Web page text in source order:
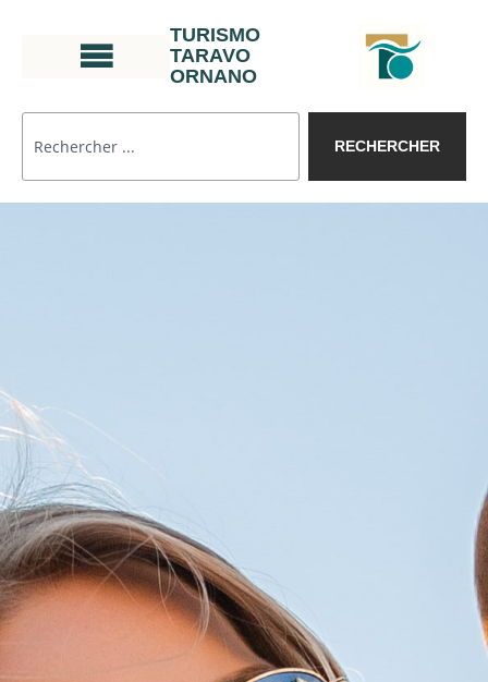
TURISMO
TARAVO
ORNANO
RECHERCHER